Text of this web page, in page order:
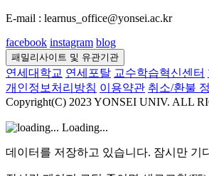
E-mail : learnus_office@yonsei.ac.kr
facebook instagram blog
패밀리사이트 및 유관기관
연세대학교 연세포탈 교수학습혁신센터
개인정보처리방침 이용약관 취소/환불
Copyright(C) 2023 YONSEI UNIV. ALL
Loading...
데이터를 저장하고 있습니다. 잠시만 기